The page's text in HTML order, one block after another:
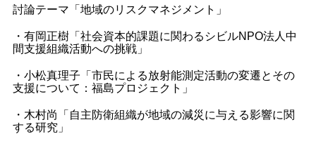
討論テーマ「地域のリスクマネジメント」
・有岡正樹「社会資本的課題に関わるシビルNPO法人中
間支援組織活動への挑戦」
・小松真理子「市民による放射能測定活動の変遷とその
支援について：福島プロジェクト」
・木村尚「自主防衛組織が地域の減災に与える影響に関
する研究」